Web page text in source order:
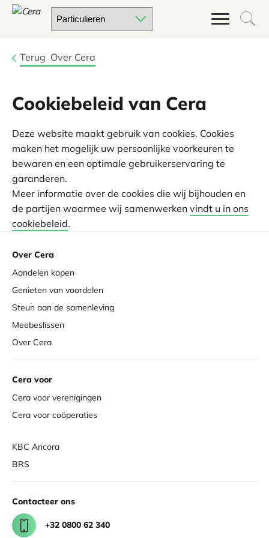
Terug Over Cera
Cookiebeleid van Cera
Deze website maakt gebruik van cookies. Cookies
maken het mogelijk uw persoonlijke voorkeuren te
bewaren en een optimale gebruikerservaring te
garanderen.
Meer informatie over de cookies die wij bijhouden en
de partijen waarmee wij samenwerken vindt u in ons
cookiebeleid.
Over Cera
Aandelen kopen
Genieten van voordelen
Steun aan de samenleving
Meebeslissen
Over Cera
Cera voor
Cera voor verenigingen
Cera voor coöperaties
KBC Ancora
BRS
Contacteer ons
+32 0800 62 340